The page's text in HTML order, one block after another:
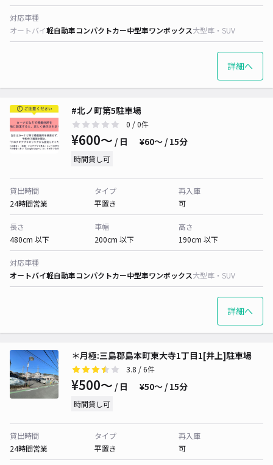
対応車種
オートバイ軽自動車コンパクトカー中型車ワンボックス大型車・SUV
詳細へ
#北ノ町第5駐車場
0 / 0件
¥600〜 / 日 ¥60〜 / 15分
時間貸し可
貸出時間
24時間営業
タイプ
平置き
再入庫
可
長さ
480cm 以下
車幅
200cm 以下
高さ
190cm 以下
対応車種
オートバイ軽自動車コンパクトカー中型車ワンボックス大型車・SUV
詳細へ
＊月極:三島郡島本町東大寺1丁目1[井上]駐車場
3.8 / 6件
¥500〜 / 日 ¥50〜 / 15分
時間貸し可
貸出時間
24時間営業
タイプ
平置き
再入庫
可